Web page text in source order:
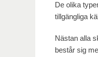
De olika
tillgängliga
Nästan alla
består sig